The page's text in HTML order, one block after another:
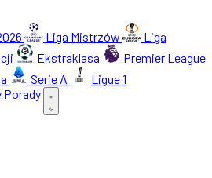
Liga Mistrzów
Liga
Ekstraklasa
Premier League
Serie A
Ligue 1
Porady